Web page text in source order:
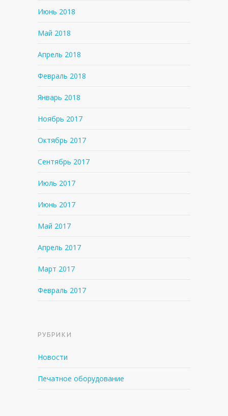
Июнь 2018
Май 2018
Апрель 2018
Февраль 2018
Январь 2018
Ноябрь 2017
Октябрь 2017
Сентябрь 2017
Июль 2017
Июнь 2017
Май 2017
Апрель 2017
Март 2017
Февраль 2017
РУБРИКИ
Новости
Печатное оборудование